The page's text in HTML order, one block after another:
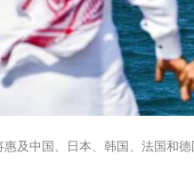
及中国、日本、韩国、法国和